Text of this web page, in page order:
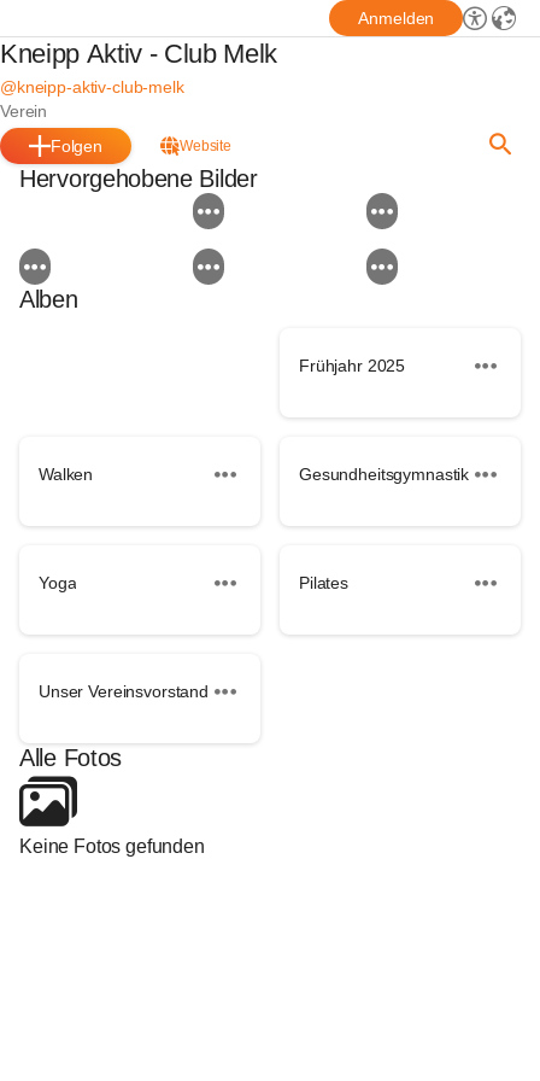
Anmelden
Kneipp Aktiv - Club Melk
@kneipp-aktiv-club-melk
Verein
Folgen
Website
Hervorgehobene Bilder
Alben
Frühjahr 2025
Walken Gesundheitsgymnastik
Yoga Pilates
Unser Vereinsvorstand
Alle Fotos
Keine Fotos gefunden